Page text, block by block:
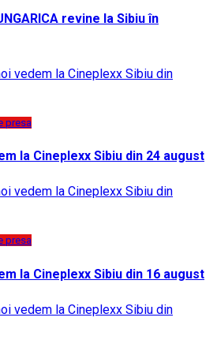
revine la Sibiu în
presa
la Cineplexx Sibiu din 24 august
presa
la Cineplexx Sibiu din 16 august